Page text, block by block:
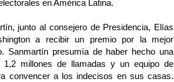
en América Latina.
junto al consejero de Presidencia, Elías
a recibir un premio por la mejor
Sanmartín presumía de haber hecho una
1,2 millones de llamadas y un equipo de
convencer a los indecisos en sus casas.